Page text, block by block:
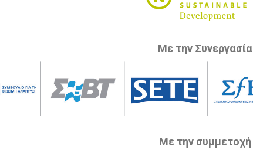
Με την Συνεργασία
Με την συμμετοχή